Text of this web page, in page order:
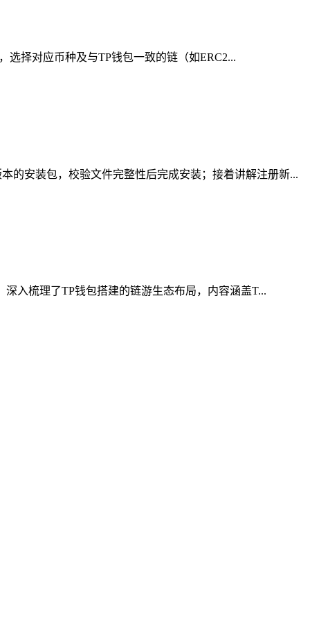
择对应币种及与TP钱包一致的链（如ERC2...
的安装包，校验文件完整性后完成安装；接着讲解注册新...
入梳理了TP钱包搭建的链游生态布局，内容涵盖T...